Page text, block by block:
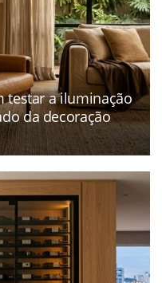
testar a iluminação
da decoração